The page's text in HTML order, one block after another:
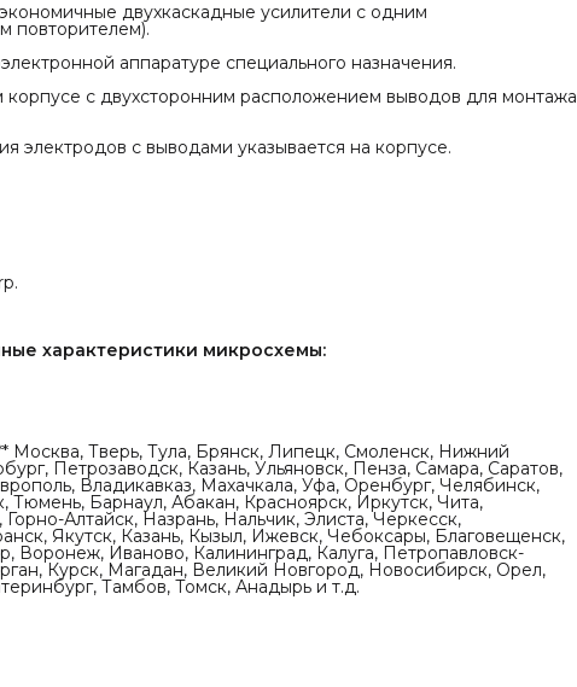
двухкаскадные усилители с одним
повторителем).
аппаратуре специального назначения.
корпусе с двухсторонним расположением выводов для монтажа
электродов с выводами указывается на корпусе.
характеристики микросхемы:
Москва, Тверь, Тула, Брянск, Липецк, Смоленск, Нижний
Петрозаводск, Казань, Ульяновск, Пенза, Самара, Саратов,
Владикавказ, Махачкала, Уфа, Оренбург, Челябинск,
Барнаул, Абакан, Красноярск, Иркутск, Чита,
Алтайск, Назрань, Нальчик, Элиста, Черкесск,
Якутск, Казань, Кызыл, Ижевск, Чебоксары, Благовещенск,
Воронеж, Иваново, Калининград, Калуга, Петропавловск-
Курск, Магадан, Великий Новгород, Новосибирск, Орел,
Тамбов, Томск, Анадырь и т.д.